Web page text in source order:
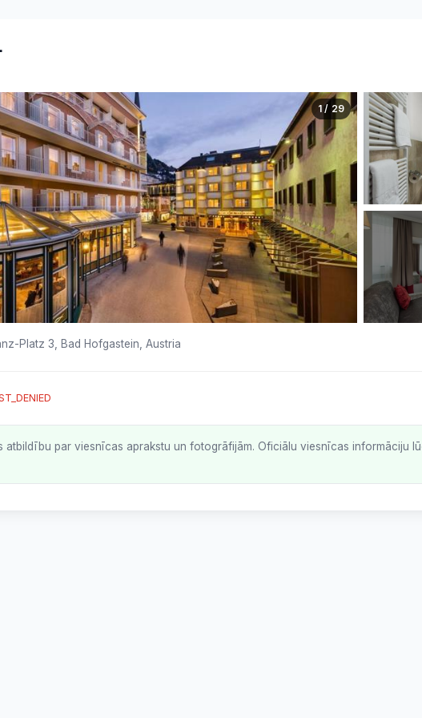
1 / 29
Platz 3, Bad Hofgastein, Austria
atbildību par viesnīcas aprakstu un fotogrāfijām. Oficiālu viesnīcas informāciju